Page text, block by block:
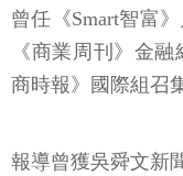
曾任《Smart智富
《商業周刊》金
商時報》國際組召
報導曾獲吳舜文新